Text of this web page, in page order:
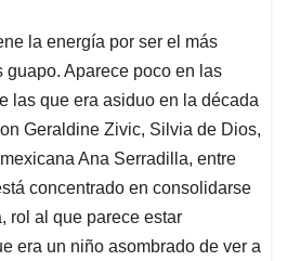
la energía por ser el más
guapo. Aparece poco en las
las que era asiduo en la década
Geraldine Zivic, Silvia de Dios,
Ana Serradilla, entre
concentrado en consolidarse
rol al que parece estar
era un niño asombrado de ver a